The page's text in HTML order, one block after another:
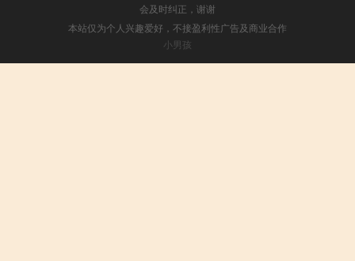
会及时纠正，谢谢
本站仅为个人兴趣爱好，不接盈利性广告及商业合作
小男孩